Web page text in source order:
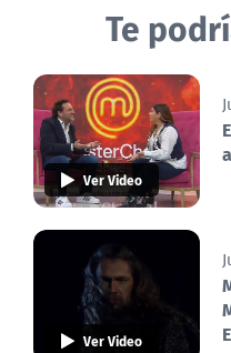
Te
Ver Video
Ver Video